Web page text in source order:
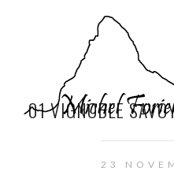
01 VIGNOBLE
23